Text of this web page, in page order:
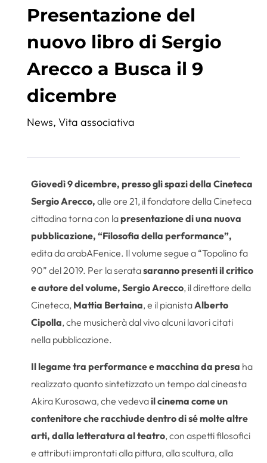
Presentazione del
nuovo libro di Sergio
Arecco a Busca il 9
dicembre
News, Vita associativa
Giovedì 9 dicembre, presso gli spazi della Cineteca
Sergio Arecco, alle ore 21, il fondatore della Cineteca
cittadina torna con lapresentazione di una nuova
pubblicazione, “Filosofia della performance”,
edita da arabAFenice. Il volume segue a “Topolino fa
90” del 2019. Per la seratasaranno presenti il critico
e autore del volume, Sergio Arecco, il direttore della
Cineteca, Mattia Bertaina, e il pianistaAlberto
Cipolla, che musicherà dal vivo alcuni lavori citati
nella pubblicazione.
Il legame tra performance e macchina da presa ha
realizzato quanto sintetizzato un tempo dal cineasta
Akira Kurosawa, che vedevail cinema come un
contenitore che racchiude dentro di sé molte altre
arti, dalla letteratura al teatro, con aspetti filosofici
e attributi improntati alla pittura, alla scultura, alla